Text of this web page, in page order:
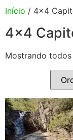
Início / 4x4
4x4
Mostrando